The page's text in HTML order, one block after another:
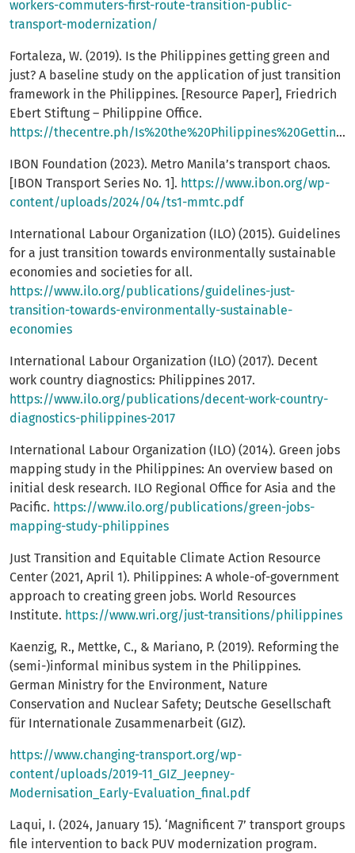
workers-commuters-first-route-transition-public-
transport-modernization/
Fortaleza, W. (2019). Is the Philippines getting green and
just? A baseline study on the application of just transition
framework in the Philippines. [Resource Paper], Friedrich
Ebert Stiftung – Philippine Office.
https://thecentre.ph/Is%20the%20Philippines%20Getting%20Green%20and%20Just.html
IBON Foundation (2023). Metro Manila’s transport chaos.
[IBON Transport Series No. 1]. https://www.ibon.org/wp-
content/uploads/2024/04/ts1-mmtc.pdf
International Labour Organization (ILO) (2015). Guidelines
for a just transition towards environmentally sustainable
economies and societies for all.
https://www.ilo.org/publications/guidelines-just-
transition-towards-environmentally-sustainable-
economies
International Labour Organization (ILO) (2017). Decent
work country diagnostics: Philippines 2017.
https://www.ilo.org/publications/decent-work-country-
diagnostics-philippines-2017
International Labour Organization (ILO) (2014). Green jobs
mapping study in the Philippines: An overview based on
initial desk research. ILO Regional Office for Asia and the
Pacific. https://www.ilo.org/publications/green-jobs-
mapping-study-philippines
Just Transition and Equitable Climate Action Resource
Center (2021, April 1). Philippines: A whole-of-government
approach to creating green jobs. World Resources
Institute. https://www.wri.org/just-transitions/philippines
Kaenzig, R., Mettke, C., & Mariano, P. (2019). Reforming the
(semi-)informal minibus system in the Philippines.
German Ministry for the Environment, Nature
Conservation and Nuclear Safety; Deutsche Gesellschaft
für Internationale Zusammenarbeit (GIZ).
https://www.changing-transport.org/wp-
content/uploads/2019-11_GIZ_Jeepney-
Modernisation_Early-Evaluation_final.pdf
Laqui, I. (2024, January 15). ‘Magnificent 7’ transport groups
file intervention to back PUV modernization program.